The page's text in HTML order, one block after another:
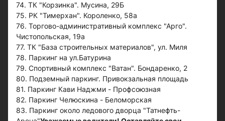
74. ТК "Корзинка". Мусина, 29Б
75. РК "Тимерхан". Короленко, 58а
76. Торгово-административный комплекс "Арго".
Чистопольская, 19а
77. ТК "База строительных материалов", ул. Миля
78. Паркинг на ул.Батурина
79. Спортивный комплекс "Ватан". Бондаренко, 2
80. Подземный паркинг. Привокзальная площадь
81. Паркинг Кави Наджми - Профсоюзная
82. Паркинг Челюскина - Беломорская
83. Паркинг около ледового дворца "Татнефть-